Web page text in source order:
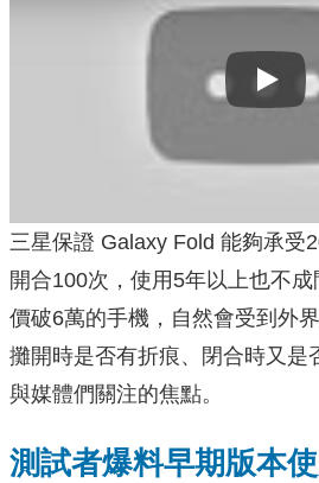
Play
三星保證 Galaxy Fold 能夠承受
開合100次，使用5年以上也不
價破6萬的手機，自然會受到外
攤開時是否有折痕、閉合時又是
與媒體們關注的焦點。
測試者爆料早期版本